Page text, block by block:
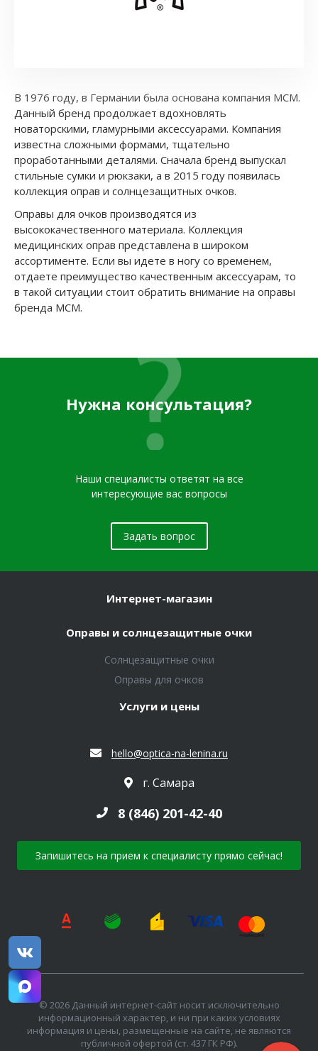
В 1976 году, в Германии была основана компания MCM.
Данный бренд продолжает вдохновлять
новаторскими, гламурными аксессуарами. Компания
известна сложными формами, тщательно
проработанными деталями. Сначала бренд выпускал
стильные сумки и рюкзаки, а в 2015 году появилась
коллекция оправ и солнцезащитных очков.
Оправы для очков производятся из
высококачественного материала. Коллекция
медицинских оправ представлена в широком
ассортименте. Если вы идете в ногу со временем,
отдаете преимущество качественным аксессуарам, то
в такой ситуации стоит обратить внимание на оправы
бренда MCM.
Нужна консультация?
Наши специалисты ответят на все
интересующие вас вопросы
Задать вопрос
Интернет-магазин
Оправы и солнцезащитные очки
Солнцезащитные очки
Оправы для очков
Услуги и цены
hello@optica-na-lenina.ru
г. Самара
8 (846) 201-42-40
Запишитесь на прием к специалисту прямо сейчас!
© 2026 Данный интернет-сайт носит исключительно
информационный характер, и ни при каких условиях
информация и цены, размещенные на сайте, не являются
публичной офертой (ст. 437 ГК РФ).